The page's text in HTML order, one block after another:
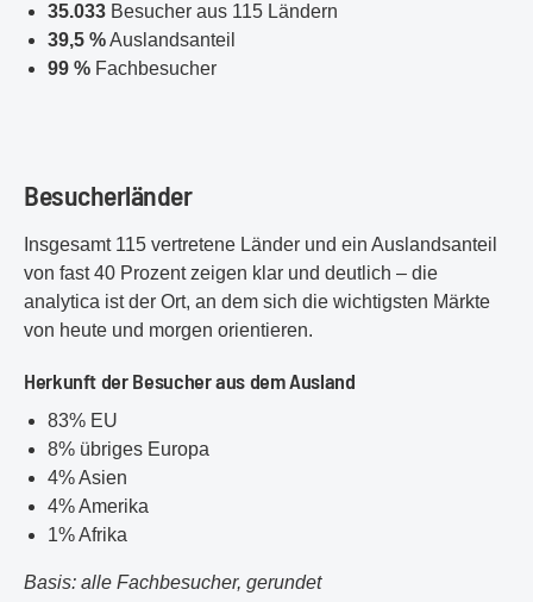
35.033 Besucher aus 115 Ländern
39,5 %Auslandsanteil
99 % Fachbesucher
Besucherländer
Insgesamt 115 vertretene Länder und ein Auslandsanteil
von fast 40 Prozent zeigen klar und deutlich – die
analytica ist der Ort, an dem sich die wichtigsten Märkte
von heute und morgen orientieren.
Herkunft der Besucher aus dem Ausland
83% EU
8% übriges Europa
4% Asien
4% Amerika
1% Afrika
Basis: alle Fachbesucher, gerundet